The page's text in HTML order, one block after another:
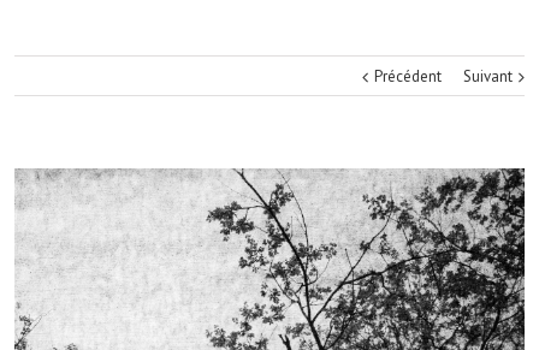
Précédent Suivant